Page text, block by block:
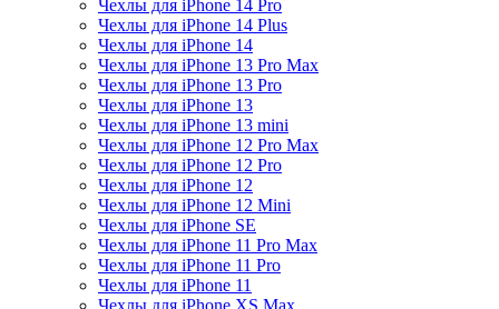
Чехлы для iPhone 14 Pro
Чехлы для iPhone 14 Plus
Чехлы для iPhone 14
Чехлы для iPhone 13 Pro Max
Чехлы для iPhone 13 Pro
Чехлы для iPhone 13
Чехлы для iPhone 13 mini
Чехлы для iPhone 12 Pro Max
Чехлы для iPhone 12 Pro
Чехлы для iPhone 12
Чехлы для iPhone 12 Mini
Чехлы для iPhone SE
Чехлы для iPhone 11 Pro Max
Чехлы для iPhone 11 Pro
Чехлы для iPhone 11
Чехлы для iPhone XS Max